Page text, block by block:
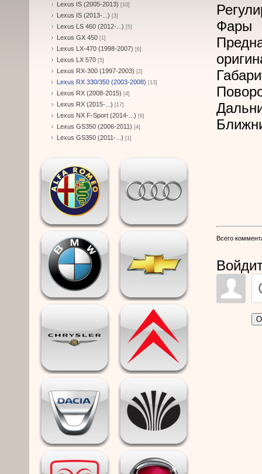
Lexus IS (2005-2013) [10]
Lexus IS (2013-...) [3]
Lexus LS 460 (2012-...) [5]
Lexus GX 450 [1]
Lexus LX-470 (1998-2007) [6]
Lexus LX 570 [5]
Lexus RX-300 (1997-2003) [2]
Lexus RX 330/350 (2003-2008) [13]
Lexus RX (2008-2015) [4]
Lexus RX (2015-...) [17]
Lexus NX F-Sport (2014-...) [9]
Lexus GS350 (2006-2011) [4]
Lexus GS350 (2011-...) [1]
Всего